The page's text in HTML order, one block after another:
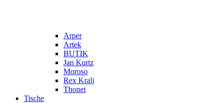
Arper
Artek
BUTIK
Jan Kurtz
Moroso
Rex Kralj
Thonet
Tische